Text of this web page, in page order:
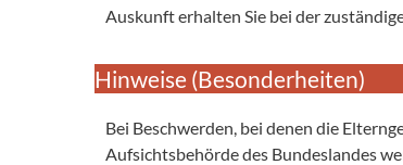
Auskunft erhalten Sie bei der
Hinweise (Besonderheiten)
Bei Beschwerden, bei denen die
Aufsichtsbehörde des Bundeslandes